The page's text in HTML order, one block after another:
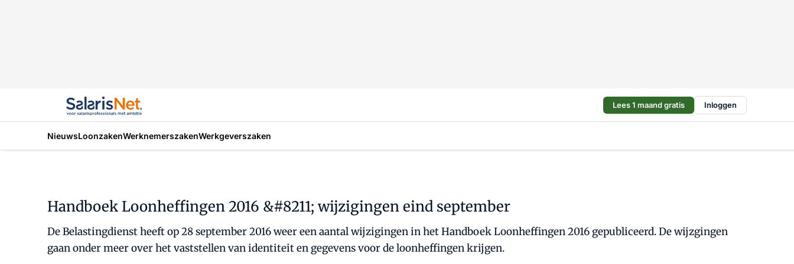
Lees 1 maand gratis Inloggen
NieuwsLoonzakenWerknemerszakenWerkgeverszaken
Handboek Loonheffingen 2016 &#8211; wijzigingen eind september
De Belastingdienst heeft op 28 september 2016 weer een aantal wijzigingen in het Handboek Loonheffingen 2016 gepubliceerd. De wijzgingen
gaan onder meer over het vaststellen van identiteit en gegevens voor de loonheffingen krijgen.